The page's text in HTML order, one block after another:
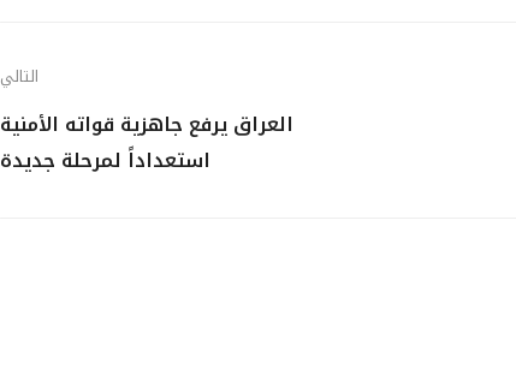
التالي
العراق يرفع جاهزية قواته الأمنية
استعداداً لمرحلة جديدة